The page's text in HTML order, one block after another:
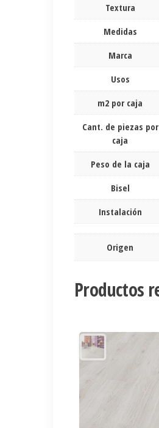
Textura
Medidas
Marca
Usos
m2 por caja
Cant. de piezas por
caja
Peso de la caja
Bisel
Instalación
Origen
Productos